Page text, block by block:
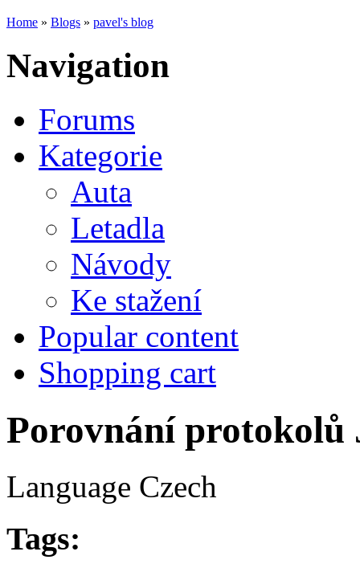
Home » Blogs » pavel's blog
Navigation
Forums
Kategorie
Auta
Letadla
Návody
Ke stažení
Popular content
Shopping cart
Porovnání protokolů
Language Czech
Tags: